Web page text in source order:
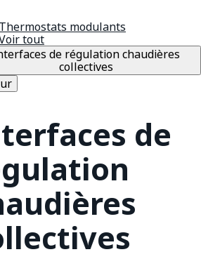
Thermostats modulants
tout
de régulation chaudières
collectives
de